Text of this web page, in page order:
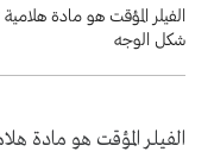
الفيلر المؤقت هو مادة
شكل الوجه
الفيلر المؤقت هو مادة